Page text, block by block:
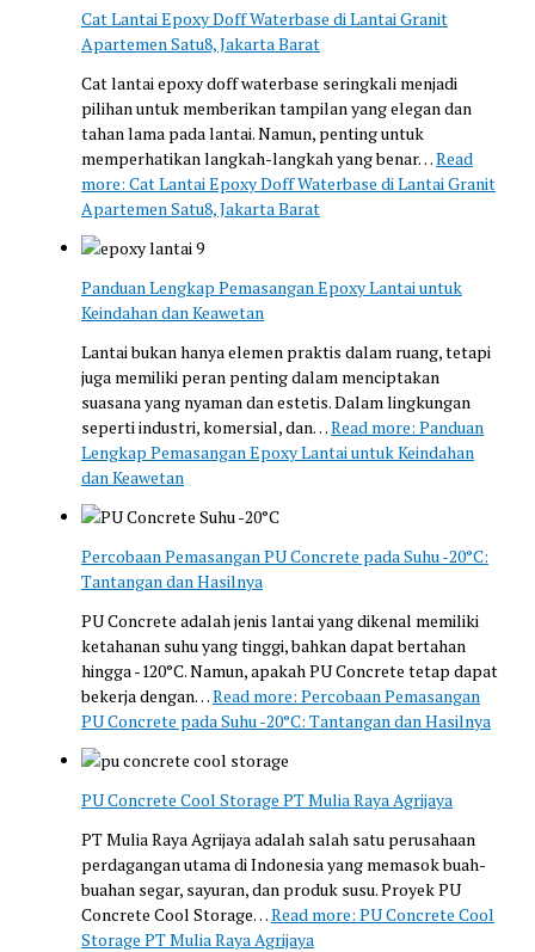
Cat Lantai Epoxy Doff Waterbase di Lantai Granit
Apartemen Satu8, Jakarta Barat
Cat lantai epoxy doff waterbase seringkali menjadi
pilihan untuk memberikan tampilan yang elegan dan
tahan lama pada lantai. Namun, penting untuk
memperhatikan langkah-langkah yang benar…Read
more: Cat Lantai Epoxy Doff Waterbase di Lantai Granit
Apartemen Satu8, Jakarta Barat
Panduan Lengkap Pemasangan Epoxy Lantai untuk
Keindahan dan Keawetan
Lantai bukan hanya elemen praktis dalam ruang, tetapi
juga memiliki peran penting dalam menciptakan
suasana yang nyaman dan estetis. Dalam lingkungan
seperti industri, komersial, dan…Read more: Panduan
Lengkap Pemasangan Epoxy Lantai untuk Keindahan
dan Keawetan
Percobaan Pemasangan PU Concrete pada Suhu -20°C:
Tantangan dan Hasilnya
PU Concrete adalah jenis lantai yang dikenal memiliki
ketahanan suhu yang tinggi, bahkan dapat bertahan
hingga -120°C. Namun, apakah PU Concrete tetap dapat
bekerja dengan…Read more: Percobaan Pemasangan
PU Concrete pada Suhu -20°C: Tantangan dan Hasilnya
PU Concrete Cool Storage PT Mulia Raya Agrijaya
PT Mulia Raya Agrijaya adalah salah satu perusahaan
perdagangan utama di Indonesia yang memasok buah-
buahan segar, sayuran, dan produk susu. Proyek PU
Concrete Cool Storage…Read more: PU Concrete Cool
Storage PT Mulia Raya Agrijaya